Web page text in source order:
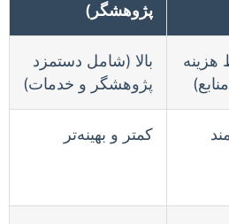
پژوهشگر)
هزینه
بالا (شامل دستمزد
پژوهشگر و خدمات)
کمتر و بهینه‌تر